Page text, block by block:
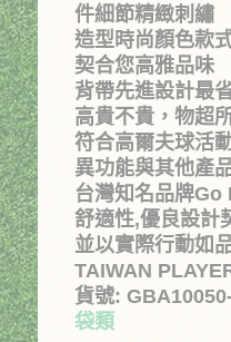
件細節精緻刺繡
造型時尚顏色款
契合您高雅品味
背帶先進設計最
高貴不貴，物超
符合高爾夫球活
異功能與其他產
台灣知名品牌Go
舒適性,優良設計
並以實際行動如
TAIWAN
貨號:
袋類